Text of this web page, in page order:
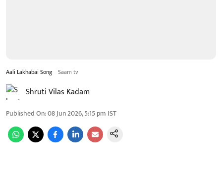
Aali Lakhabai Song Saam tv
Shruti Vilas Kadam
Published On:08 Jun 2026, 5:15 pm IST